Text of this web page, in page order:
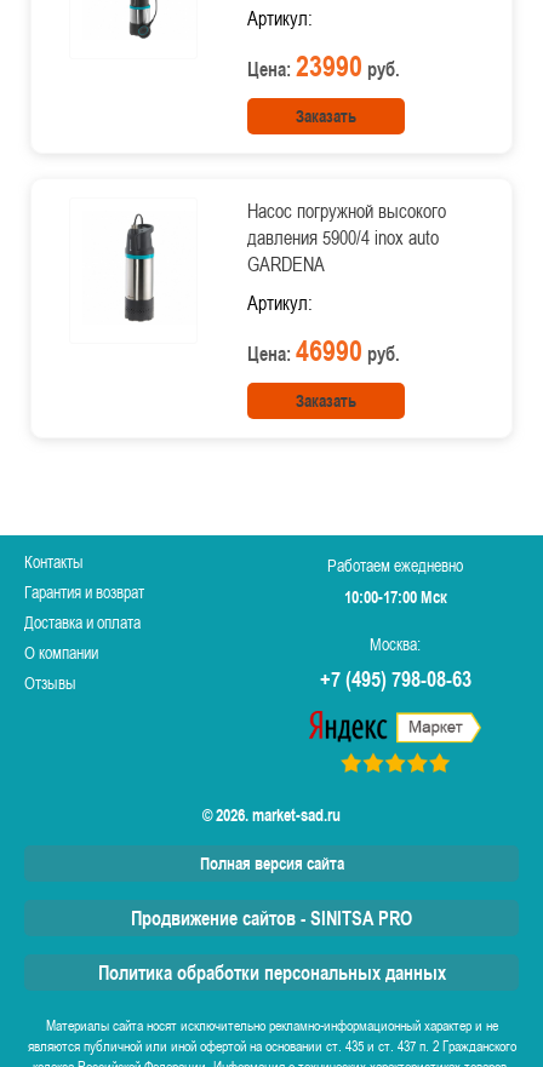
Артикул:
Цена: 23990 руб.
Заказать
Насос погружной высокого
давления 5900/4 inox auto
GARDENA
Артикул:
Цена: 46990 руб.
Заказать
Контакты
Гарантия и возврат
Доставка и оплата
О компании
Отзывы
Работаем ежедневно
10:00-17:00 Мск
Москва:
+7 (495) 798-08-63
© 2026. market-sad.ru
Полная версия сайта
Продвижение сайтов - SINITSA PRO
Политика обработки персональных данных
Материалы сайта носят исключительно рекламно-информационный характер и не
являются публичной или иной офертой на основании ст. 435 и ст. 437 п. 2 Гражданского